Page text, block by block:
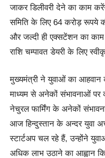
जाकर डिलीवरी देने का काम
समिति के लिए 64 करोड़ रूपये
और जल्दी ही एक्सटेंशन का
राशि चम्पावत डेयरी के लिए
मुख्यमंत्री ने युवाओं का आहवान
माध्यम से अनेकों संभावनाओं पर
नेचुरल फार्मिंग के अनेकों
आज हिन्दुस्तान के अन्दर युवा
स्टार्टअप चल रहे हैं, उन्होंने
अधिक लाभ उठाने का आह्वान